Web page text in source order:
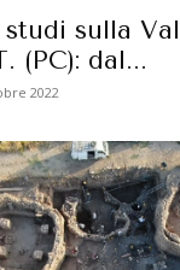
sulla
(PC): dal...
2022